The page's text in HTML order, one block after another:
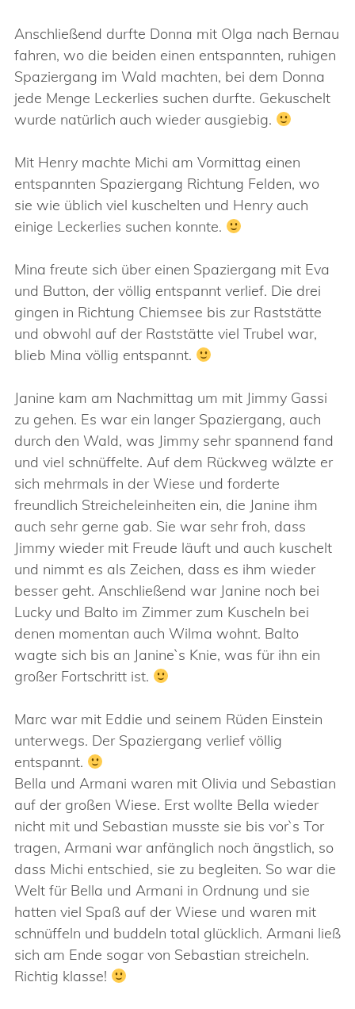
Anschließend durfte Donna mit Olga nach Bernau
fahren, wo die beiden einen entspannten, ruhigen
Spaziergang im Wald machten, bei dem Donna
jede Menge Leckerlies suchen durfte. Gekuschelt
wurde natürlich auch wieder ausgiebig.
Mit Henry machte Michi am Vormittag einen
entspannten Spaziergang Richtung Felden, wo
sie wie üblich viel kuschelten und Henry auch
einige Leckerlies suchen konnte.
Mina freute sich über einen Spaziergang mit Eva
und Button, der völlig entspannt verlief. Die drei
gingen in Richtung Chiemsee bis zur Raststätte
und obwohl auf der Raststätte viel Trubel war,
blieb Mina völlig entspannt.
Janine kam am Nachmittag um mit Jimmy Gassi
zu gehen. Es war ein langer Spaziergang, auch
durch den Wald, was Jimmy sehr spannend fand
und viel schnüffelte. Auf dem Rückweg wälzte er
sich mehrmals in der Wiese und forderte
freundlich Streicheleinheiten ein, die Janine ihm
auch sehr gerne gab. Sie war sehr froh, dass
Jimmy wieder mit Freude läuft und auch kuschelt
und nimmt es als Zeichen, dass es ihm wieder
besser geht. Anschließend war Janine noch bei
Lucky und Balto im Zimmer zum Kuscheln bei
denen momentan auch Wilma wohnt. Balto
wagte sich bis an Janine`s Knie, was für ihn ein
großer Fortschritt ist.
Marc war mit Eddie und seinem Rüden Einstein
unterwegs. Der Spaziergang verlief völlig
entspannt.
Bella und Armani waren mit Olivia und Sebastian
auf der großen Wiese. Erst wollte Bella wieder
nicht mit und Sebastian musste sie bis vor`s Tor
tragen, Armani war anfänglich noch ängstlich, so
dass Michi entschied, sie zu begleiten. So war die
Welt für Bella und Armani in Ordnung und sie
hatten viel Spaß auf der Wiese und waren mit
schnüffeln und buddeln total glücklich. Armani ließ
sich am Ende sogar von Sebastian streicheln.
Richtig klasse!